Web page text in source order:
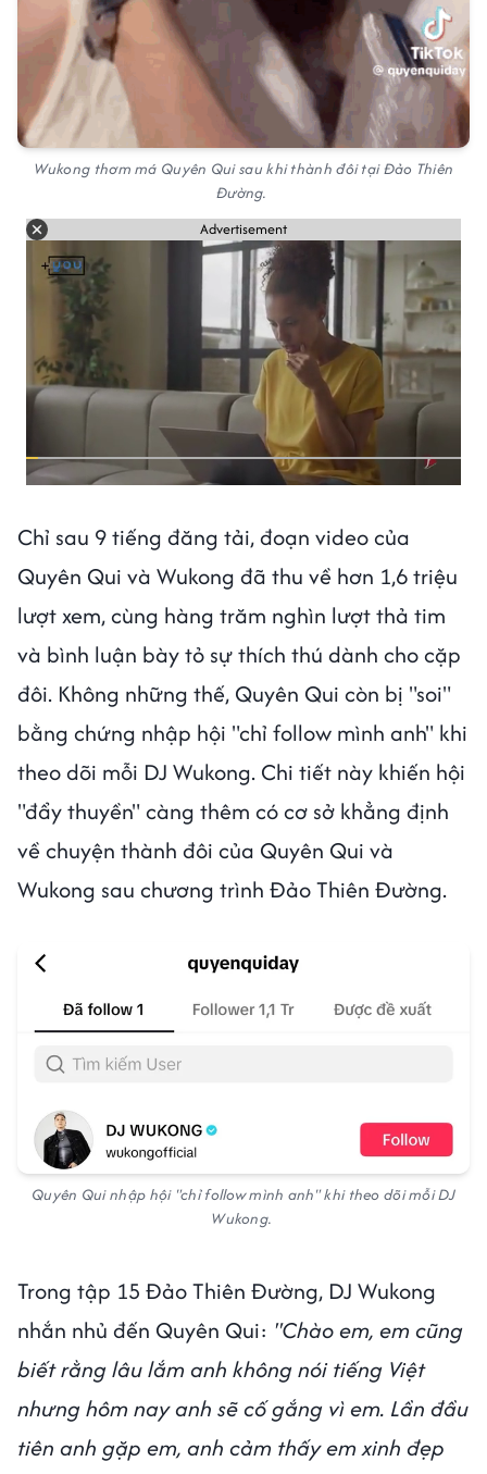
Wukong thơm má Quyên Qui sau khi thành đôi tại Đảo Thiên
Đường.
Advertisement
Chỉ sau 9 tiếng đăng tải, đoạn video của
Quyên Qui và Wukong đã thu về hơn 1,6 triệu
lượt xem, cùng hàng trăm nghìn lượt thả tim
và bình luận bày tỏ sự thích thú dành cho cặp
đôi. Không những thế, Quyên Qui còn bị "soi"
bằng chứng nhập hội "chỉ follow mình anh" khi
theo dõi mỗi DJ Wukong. Chi tiết này khiến hội
"đẩy thuyền" càng thêm có cơ sở khẳng định
về chuyện thành đôi của Quyên Qui và
Wukong sau chương trình Đảo Thiên Đường.
Quyên Qui nhập hội "chỉ follow mình anh" khi theo dõi mỗi DJ
Wukong.
Trong tập 15 Đảo Thiên Đường, DJ Wukong
nhắn nhủ đến Quyên Qui: "Chào em, em cũng
biết rằng lâu lắm anh không nói tiếng Việt
nhưng hôm nay anh sẽ cố gắng vì em. Lần đầu
tiên anh gặp em, anh cảm thấy em xinh đẹp